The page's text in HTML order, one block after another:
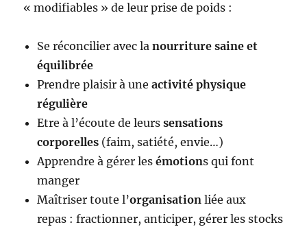
« modifiables » de leur prise de poids :
Se réconcilier avec lanourriture saine et
équilibrée
Prendre plaisir à uneactivité physique
régulière
Etre à l’écoute de leurssensations
corporelles (faim, satiété, envie…)
Apprendre à gérer lesémotions qui font
manger
Maîtriser toute l’organisation liée aux
repas : fractionner, anticiper, gérer les stocks